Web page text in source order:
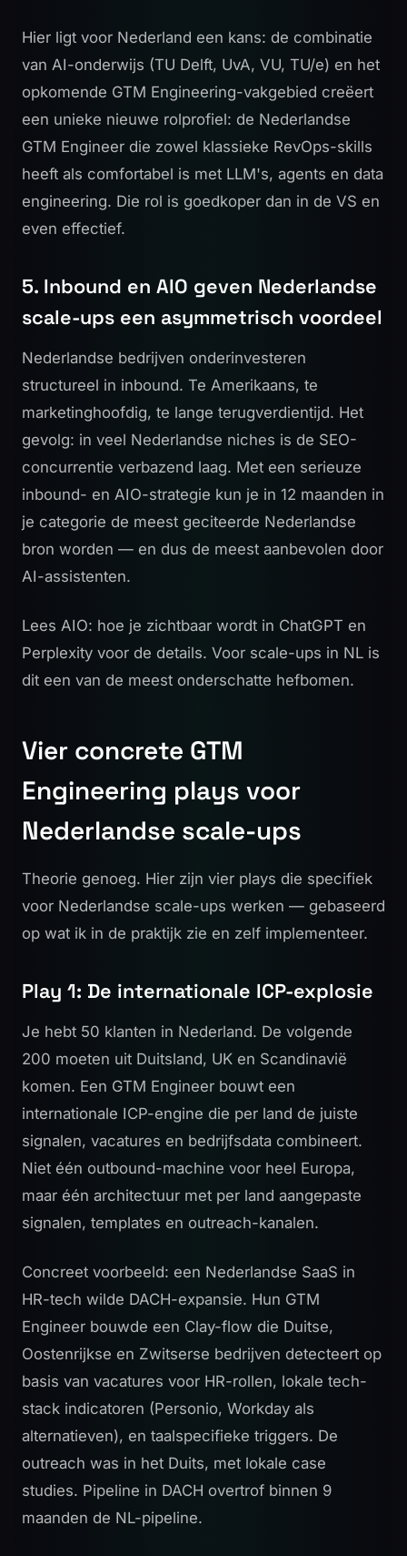
Hier ligt voor Nederland een kans: de combinatie
van AI-onderwijs (TU Delft, UvA, VU, TU/e) en het
opkomende GTM Engineering-vakgebied creëert
een unieke nieuwe rolprofiel: de Nederlandse
GTM Engineer die zowel klassieke RevOps-skills
heeft als comfortabel is met LLM's, agents en data
engineering. Die rol is goedkoper dan in de VS en
even effectief.
5. Inbound en AIO geven Nederlandse
scale-ups een asymmetrisch voordeel
Nederlandse bedrijven onderinvesteren
structureel in inbound. Te Amerikaans, te
marketinghoofdig, te lange terugverdientijd. Het
gevolg: in veel Nederlandse niches is de SEO-
concurrentie verbazend laag. Met een serieuze
inbound- en AIO-strategie kun je in 12 maanden in
je categorie de meest geciteerde Nederlandse
bron worden — en dus de meest aanbevolen door
AI-assistenten.
Lees AIO: hoe je zichtbaar wordt in ChatGPT en
Perplexity voor de details. Voor scale-ups in NL is
dit een van de meest onderschatte hefbomen.
Vier concrete GTM
Engineering plays voor
Nederlandse scale-ups
Theorie genoeg. Hier zijn vier plays die specifiek
voor Nederlandse scale-ups werken — gebaseerd
op wat ik in de praktijk zie en zelf implementeer.
Play 1: De internationale ICP-explosie
Je hebt 50 klanten in Nederland. De volgende
200 moeten uit Duitsland, UK en Scandinavië
komen. Een GTM Engineer bouwt een
internationale ICP-engine die per land de juiste
signalen, vacatures en bedrijfsdata combineert.
Niet één outbound-machine voor heel Europa,
maar één architectuur met per land aangepaste
signalen, templates en outreach-kanalen.
Concreet voorbeeld: een Nederlandse SaaS in
HR-tech wilde DACH-expansie. Hun GTM
Engineer bouwde een Clay-flow die Duitse,
Oostenrijkse en Zwitserse bedrijven detecteert op
basis van vacatures voor HR-rollen, lokale tech-
stack indicatoren (Personio, Workday als
alternatieven), en taalspecifieke triggers. De
outreach was in het Duits, met lokale case
studies. Pipeline in DACH overtrof binnen 9
maanden de NL-pipeline.